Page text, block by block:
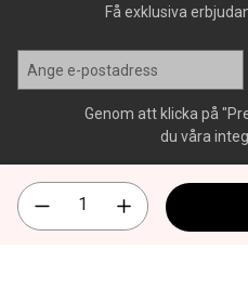
Få exklusiva
Genom att klicka på
du våra